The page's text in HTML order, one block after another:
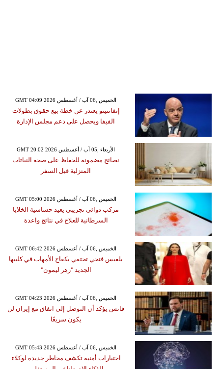
GMT 04:09 2026 الخميس ,06 آب / أغسطس
إنفانتينو يعتذر عن خطة بيع حقوق بطولات
الفيفا ويحصل على دعم مجلس الإدارة
GMT 20:02 2026 الأربعاء ,05 آب / أغسطس
نصائح مضمونة للحفاظ على صحة النباتات
المنزلية قبل السفر
GMT 05:00 2026 الخميس ,06 آب / أغسطس
مركب دوائي تجريبي يعيد حساسية الخلايا
السرطانية للعلاج في نتائج واعدة
GMT 06:42 2026 الخميس ,06 آب / أغسطس
بلقيس فتحي تحتفي بكفاح الأمهات في كليبها
الجديد "زهر ليمون"
GMT 04:23 2026 الخميس ,06 آب / أغسطس
فانس يؤكد أن التوصل إلى اتفاق مع إيران لن
يكون سريعًا
GMT 05:43 2026 الخميس ,06 آب / أغسطس
اختبارات أمنية تكشف مخاطر جديدة لوكلاء